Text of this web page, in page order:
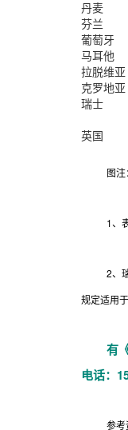
丹麦
芬兰
葡萄牙
马耳他
拉脱维亚
克罗地亚
瑞士
英国
图注：
1、
2、
规定适用
有
电话：
参考